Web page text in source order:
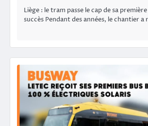
Liège : le tram passe le cap de sa
succès Pendant des années, le chantier